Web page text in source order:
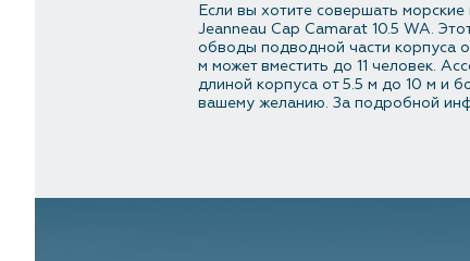
Если вы хотите совершать
Jeanneau Cap Camarat 10.5 WA.
обводы подводной части корпуса
м может вместить до 11 человек.
длиной корпуса от 5.5 м до 10 м и
вашему желанию. За подробной